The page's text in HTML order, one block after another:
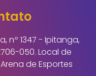
nº 1347 - Ipitanga,
050. Local de
de Esportes